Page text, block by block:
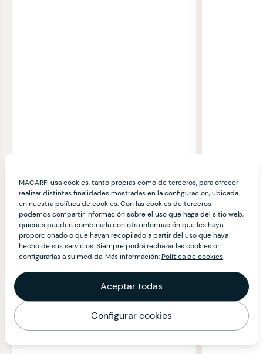
MACARFI usa cookies, tanto propias como de terceros, para ofrecer
realizar distintas finalidades mostradas en la configuración, ubicada
en nuestra política de cookies. Con las cookies de terceros
podemos compartir información sobre el uso que haga del sitio web,
quienes pueden combinarla con otra información que les haya
proporcionado o que hayan recopilado a partir del uso que haya
hecho de sus servicios. Siempre podrá rechazar las cookies o
configurarlas a su medida. Más información:Política de cookies.
Aceptar todas
Configurar cookies